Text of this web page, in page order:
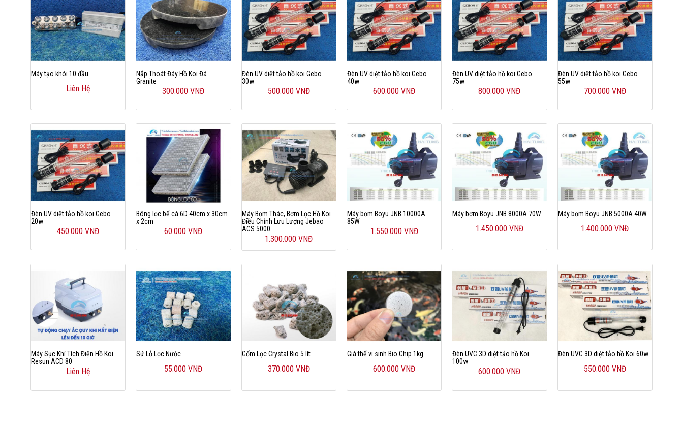
Máy tạo khói 10 đầu
Liên Hệ
Nắp Thoát Đáy Hồ Koi Đá
Granite
300.000 VNĐ
Đèn UV diệt tảo hồ koi Gebo
30w
500.000 VNĐ
Đèn UV diệt tảo hồ koi Gebo
40w
600.000 VNĐ
Đèn UV diệt tảo hồ koi Gebo
75w
800.000 VNĐ
Đèn UV diệt tảo hồ koi Gebo
55w
700.000 VNĐ
Đèn UV diệt tảo hồ koi Gebo
20w
450.000 VNĐ
Bông lọc bể cá 6D 40cm x 30cm
x 2cm
60.000 VNĐ
Máy Bơm Thác, Bơm Lọc Hồ Koi
Điều Chỉnh Lưu Lượng Jebao
ACS 5000
1.300.000 VNĐ
Máy bơm Boyu JNB 10000A
85W
1.550.000 VNĐ
Máy bơm Boyu JNB 8000A 70W
1.450.000 VNĐ
Máy bơm Boyu JNB 5000A 40W
1.400.000 VNĐ
Máy Sục Khí Tích Điện Hồ Koi
Resun ACD 80
Liên Hệ
Sứ Lỗ Lọc Nước
55.000 VNĐ
Gốm Lọc Crystal Bio 5 lít
370.000 VNĐ
Giá thể vi sinh Bio Chip 1kg
600.000 VNĐ
Đèn UVC 3D diệt tảo hồ Koi
100w
600.000 VNĐ
Đèn UVC 3D diệt tảo hồ Koi 60w
550.000 VNĐ